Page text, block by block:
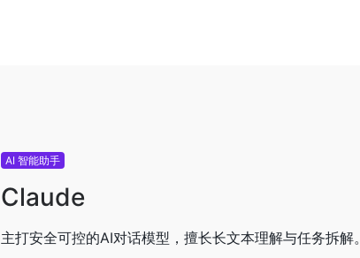
AI 智能助手
Claude
主打安全可控的AI对话模型，擅长长文本理解与任务拆解。